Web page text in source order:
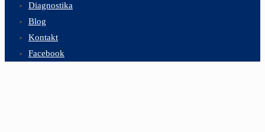
Diagnostika
Blog
Kontakt
Facebook